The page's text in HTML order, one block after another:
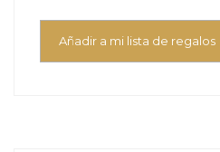
Añadir a mi lista de regalos